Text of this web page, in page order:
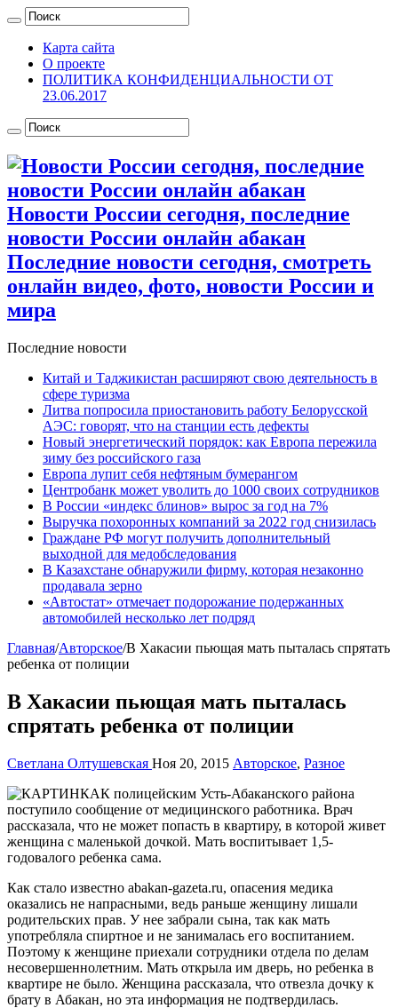
Карта сайта
О проекте
ПОЛИТИКА КОНФИДЕНЦИАЛЬНОСТИ ОТ
23.06.2017
Новости России сегодня, последние
новости России онлайн абакан
Последние новости сегодня, смотреть
онлайн видео, фото, новости России и
мира
Последние новости
Китай и Таджикистан расширяют свою деятельность в
сфере туризма
Литва попросила приостановить работу Белорусской
АЭС: говорят, что на станции есть дефекты
Новый энергетический порядок: как Европа пережила
зиму без российского газа
Европа лупит себя нефтяным бумерангом
Центробанк может уволить до 1000 своих сотрудников
В России «индекс блинов» вырос за год на 7%
Выручка похоронных компаний за 2022 год снизилась
Граждане РФ могут получить дополнительный
выходной для медобследования
В Казахстане обнаружили фирму, которая незаконно
продавала зерно
«Автостат» отмечает подорожание подержанных
автомобилей несколько лет подряд
Главная/Авторское/В Хакасии пьющая мать пыталась спрятать
ребенка от полиции
В Хакасии пьющая мать пыталась
спрятать ребенка от полиции
Светлана Олтушевская Ноя 20, 2015 Авторское, Разное
К полицейским Усть-Абаканского района
поступило сообщение от медицинского работника. Врач
рассказала, что не может попасть в квартиру, в которой живет
женщина с маленькой дочкой. Мать воспитывает 1,5-
годовалого ребенка сама.
Как стало известно abakan-gazeta.ru, опасения медика
оказались не напрасными, ведь раньше женщину лишали
родительских прав. У нее забрали сына, так как мать
употребляла спиртное и не занималась его воспитанием.
Поэтому к женщине приехали сотрудники отдела по делам
несовершеннолетним. Мать открыла им дверь, но ребенка в
квартире не было. Женщина рассказала, что отвезла дочку к
брату в Абакан, но эта информация не подтвердилась.